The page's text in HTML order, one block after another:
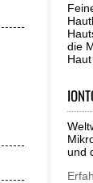
die
und